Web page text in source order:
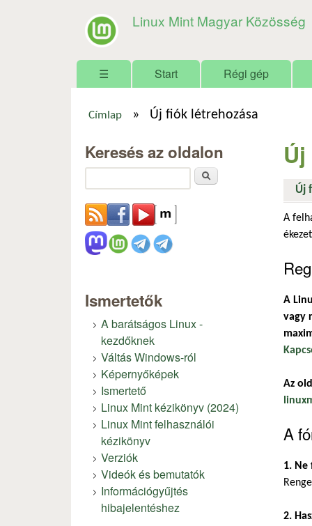
Linux Mint Magyar Közösség
Főmenü
☰ Start Régi gép
Címlap » Új fiók létrehozása
Új
A
A
vagy
Az
A
1. Ne
2.
Keresés az oldalon
Ismertetők
A barátságos Linux -
kezdőknek
Váltás Windows-ról
Képernyőképek
Ismertető
Linux Mint kézikönyv (2024)
Linux Mint felhasználói
kézikönyv
Verziók
Videók és bemutatók
Információgyűjtés
hibajelentéshez